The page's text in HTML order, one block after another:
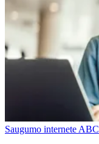
Saugumo internete ABC